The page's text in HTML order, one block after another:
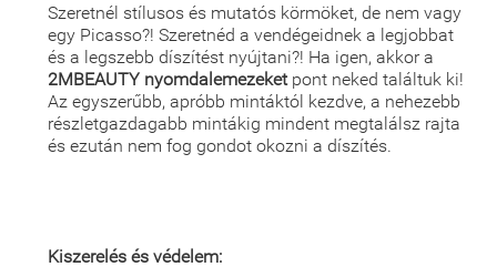
Szeretnél stílusos és mutatós körmöket, de nem vagy
egy Picasso?! Szeretnéd a vendégeidnek a legjobbat
és a legszebb díszítést nyújtani?! Ha igen, akkor a
2MBEAUTY nyomdalemezeketpont neked találtuk ki!
Az egyszerűbb, apróbb mintáktól kezdve, a nehezebb
részletgazdagabb mintákig mindent megtalálsz rajta
és ezután nem fog gondot okozni a díszítés.
Kiszerelés és védelem: